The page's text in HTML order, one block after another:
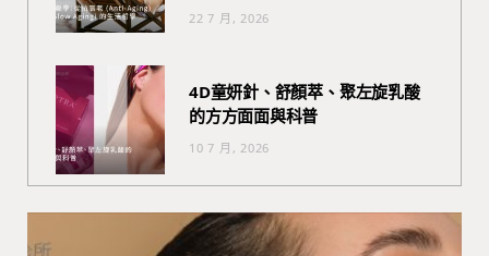
22 7 月, 2026
4D童妍針、舒顏萃、聚左旋乳酸
的方方面面與科普
10 7 月, 2026